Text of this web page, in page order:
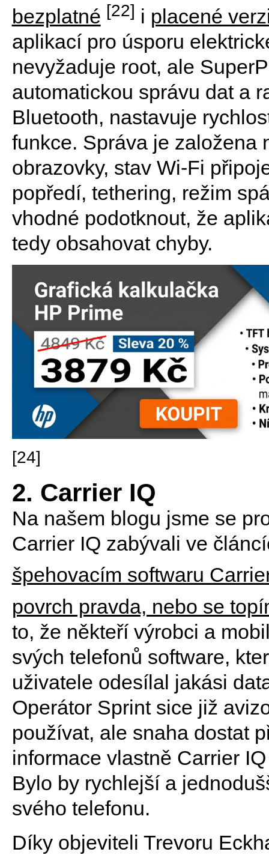
bezplatné [22] i placené
aplikací pro úsporu
nevyžaduje root, ale
automatickou správu dat a
Bluetooth, nastavuje
funkce. Správa je založena
obrazovky, stav Wi-Fi
popředí, tethering, režim
vhodné podotknout, že
tedy obsahovat chyby.
[24]
2. Carrier IQ
Na našem blogu jsme se
Carrier IQ zabývali ve
špehovacím softwaru
povrch pravda, nebo se
to, že někteří výrobci a
svých telefonů software,
uživatele odesílal jakási
Operátor Sprint sice již
používat, ale snaha dostat
informace vlastně Carrier
Bylo by rychlejší a
svého telefonu.
Díky objeviteli Trevoru